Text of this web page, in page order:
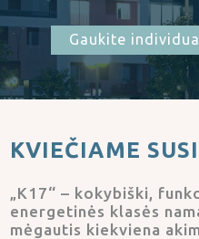
Gaukite
KVIEČIAME
„K17“ – kokybiški,
energetinės klasės
mėgautis kiekviena